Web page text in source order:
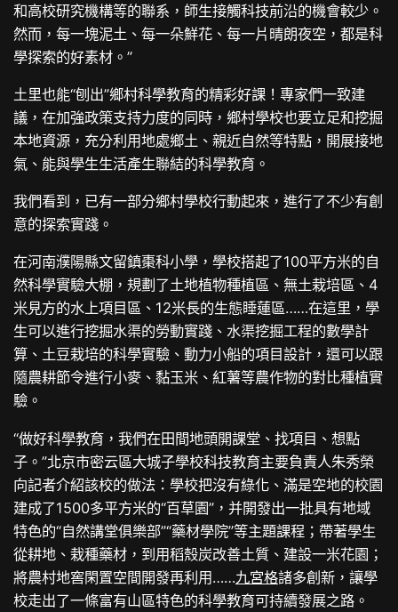
和高校研究機構等的聯系，師生接觸科技前沿的機會較少。
然而，每一塊泥土、每一朵鮮花、每一片晴朗夜空，都是科
學探索的好素材。”
土里也能“刨出”鄉村科學教育的精彩好課！專家們一致建
議，在加強政策支持力度的同時，鄉村學校也要立足和挖掘
本地資源，充分利用地處鄉土、親近自然等特點，開展接地
氣、能與學生生活產生聯結的科學教育。
我們看到，已有一部分鄉村學校行動起來，進行了不少有創
意的探索實踐。
在河南濮陽縣文留鎮棗科小學，學校搭起了100平方米的自
然科學實驗大棚，規劃了土地植物種植區、無土栽培區、4
米見方的水上項目區、12米長的生態睡蓮區……在這里，學
生可以進行挖掘水渠的勞動實踐、水渠挖掘工程的數學計
算、土豆栽培的科學實驗、動力小船的項目設計，還可以跟
隨農耕節令進行小麥、黏玉米、紅薯等農作物的對比種植實
驗。
“做好科學教育，我們在田間地頭開課堂、找項目、想點
子。”北京市密云區大城子學校科技教育主要負責人朱秀榮
向記者介紹該校的做法：學校把沒有綠化、滿是空地的校園
建成了1500多平方米的“百草園”，并開發出一批具有地域
特色的“自然講堂俱樂部”“藥材學院”等主題課程；帶著學生
從耕地、栽種藥材，到用稻殼炭改善土質、建設一米花園；
將農村地窖閑置空間開發再利用……九宮格諸多創新，讓學
校走出了一條富有山區特色的科學教育可持續發展之路。